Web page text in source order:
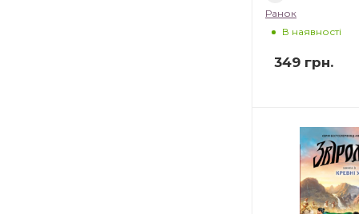
Ранок
В наявності
349 грн.